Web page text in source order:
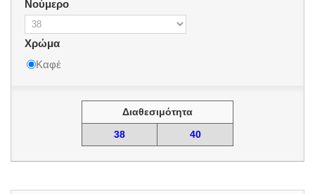
Νούμερο
Χρώμα
Καφέ
Διαθεσιμότητα
38
40